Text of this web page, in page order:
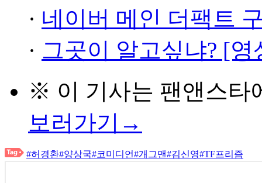
· 네이버 메인 더팩트
· 그곳이 알고싶냐? [
※ 이 기사는 팬앤스타
보러가기→
#허경환#양상국#코미디언#개그맨#김신영#TF프리즘